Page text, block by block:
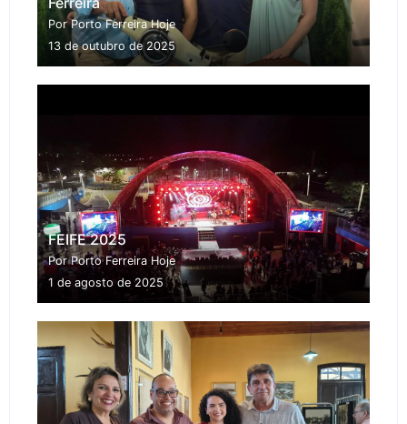
Por Porto Ferreira Hoje
13 de outubro de 2025
FEIFE 2025
Por Porto Ferreira Hoje
1 de agosto de 2025